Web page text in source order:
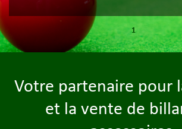
1
Votre partenaire pour
et la vente de